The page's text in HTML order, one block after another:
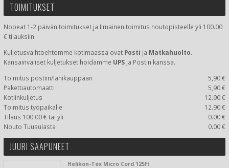
TOIMITUKSET
Nopeat 1-2 päivän toimitukset ja Ilmainen toimitus noutopisteelle yli 100.00
€ tilauksiin.
Kuljetusvaihtoehtomme kotimaassa ovat Posti ja Matkahuolto.
Kansainväliset kuljetukset hoidamme UPS ja Postin kanssa.
Toimitus postiin/lähikauppaan
5,90 €
Pakettiautomaatti
5,90 €
Kotiinkuljetus
12.90 €
Toimitus työpaikalle
12.90 €
Tilaus 100.00 € tai yli
0.00 €
Nouto Tuusulasta
0.00 €
JUURI SAAPUNEET
Helikon-Tex Micro Cord 125ft